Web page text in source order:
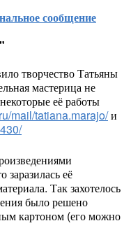
сообщение
творчество Татьяны
мастерица не
её работы
mail/tatiana.marajo/и
заразилась её
Так захотелось
было решено
картоном (его можно